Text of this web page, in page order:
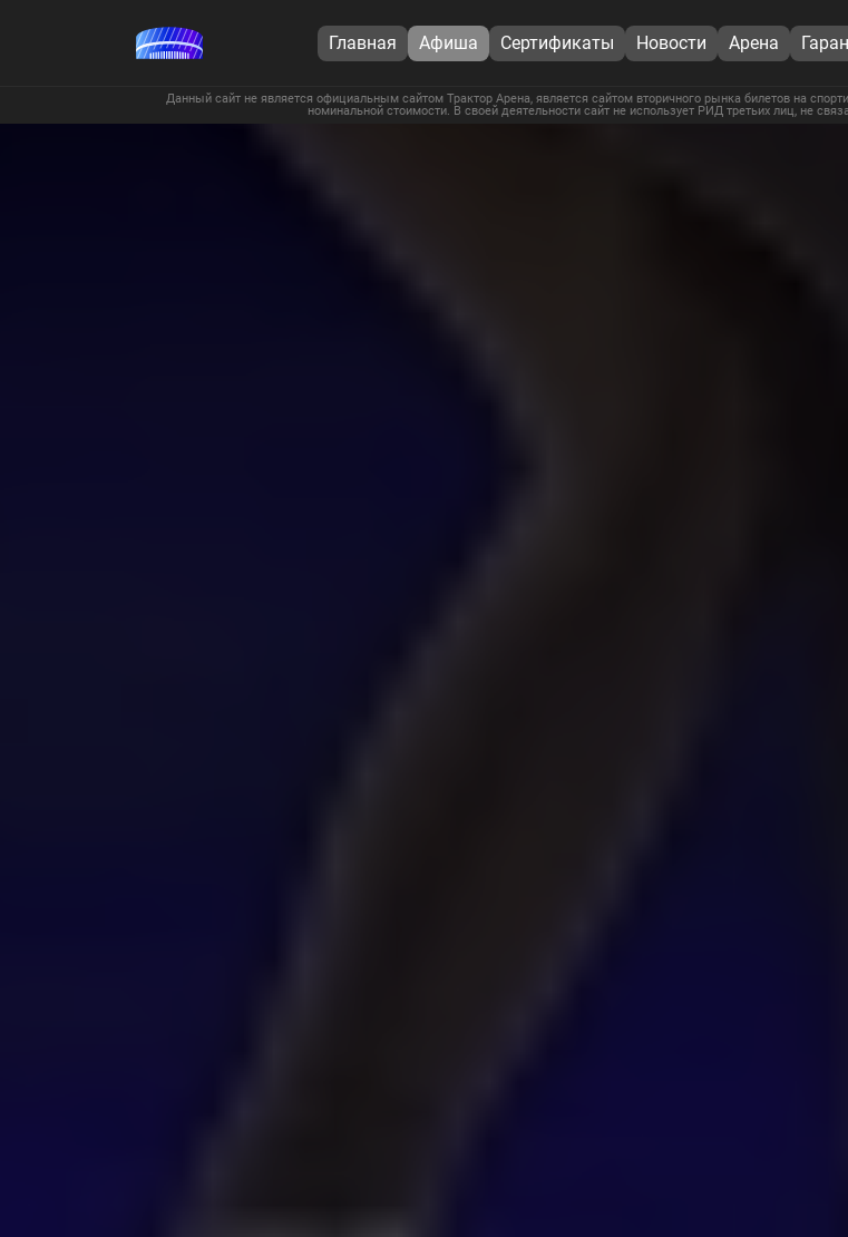
Главная Афиша Сертификаты Новости Арена
Данный сайт не является официальным сайтом Трактор Арена, является сайтом вторичного рынка билетов на
номинальной стоимости. В своей деятельности сайт не использует РИД третьих лиц, не